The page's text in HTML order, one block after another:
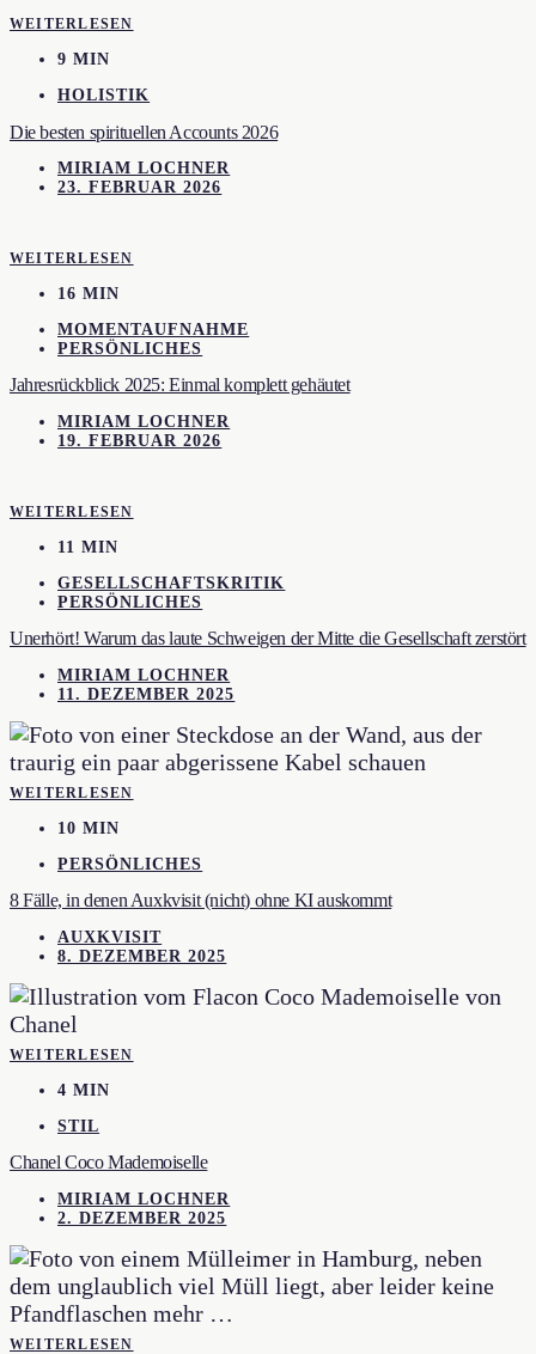
WEITERLESEN
9 MIN
HOLISTIK
Die besten spirituellen Accounts 2026
MIRIAM LOCHNER
23. FEBRUAR 2026
WEITERLESEN
16 MIN
MOMENTAUFNAHME
PERSÖNLICHES
Jahresrückblick 2025: Einmal komplett gehäutet
MIRIAM LOCHNER
19. FEBRUAR 2026
WEITERLESEN
11 MIN
GESELLSCHAFTSKRITIK
PERSÖNLICHES
Unerhört! Warum das laute Schweigen der Mitte die Gesellschaft zerstört
MIRIAM LOCHNER
11. DEZEMBER 2025
WEITERLESEN
10 MIN
PERSÖNLICHES
8 Fälle, in denen Auxkvisit (nicht) ohne KI auskommt
AUXKVISIT
8. DEZEMBER 2025
WEITERLESEN
4 MIN
STIL
Chanel Coco Mademoiselle
MIRIAM LOCHNER
2. DEZEMBER 2025
WEITERLESEN